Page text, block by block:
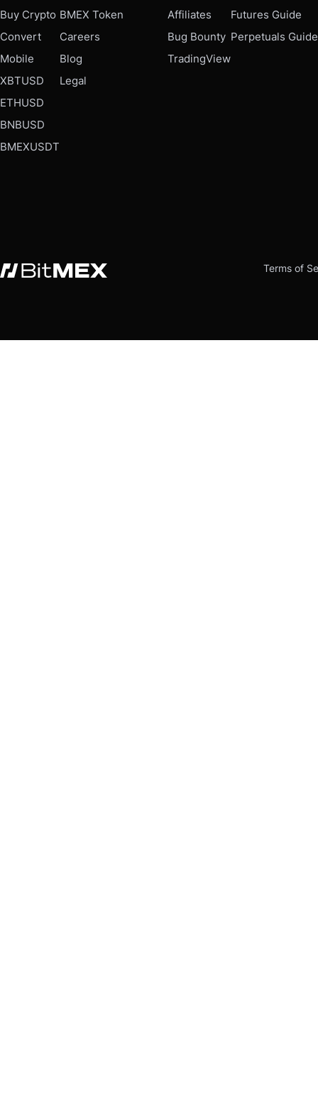
Buy Crypto
Convert
Mobile
XBTUSD
ETHUSD
BNBUSD
BMEXUSDT
BMEX Token
Careers
Blog
Legal
Affiliates
Bug Bounty
TradingView
Futures Guide
Perpetuals Guide
Terms of